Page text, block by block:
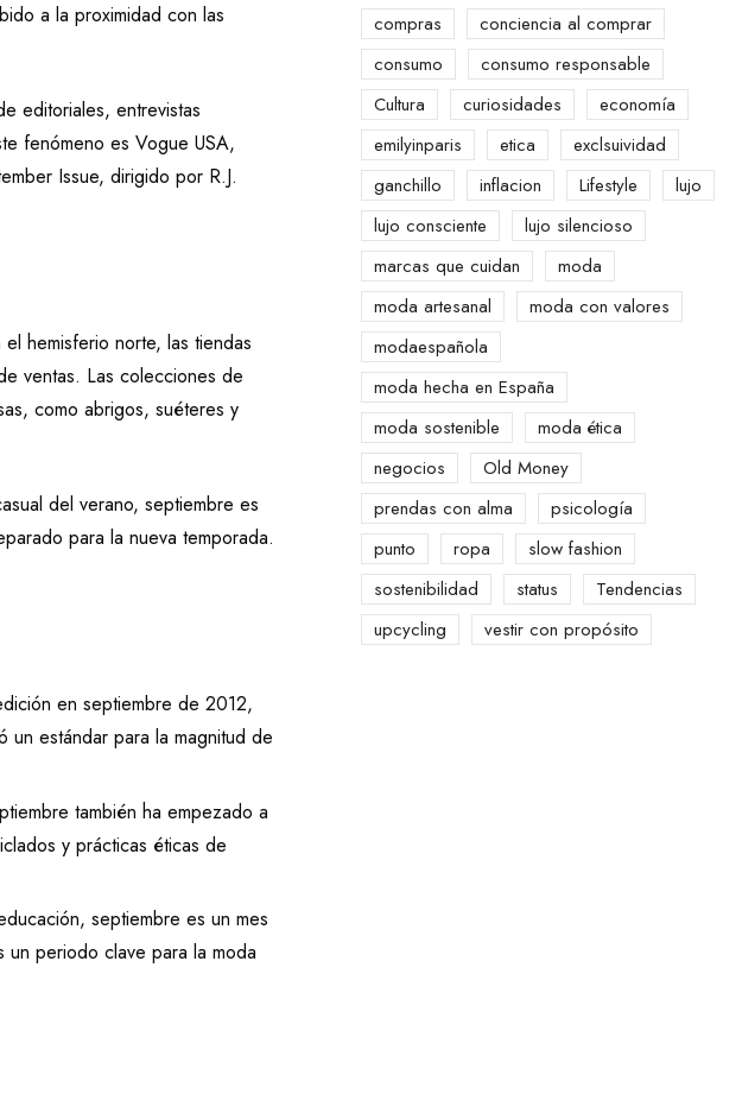
a la proximidad con las
editoriales, entrevistas
fenómeno es Vogue USA,
Issue, dirigido por R.J.
hemisferio norte, las tiendas
ventas. Las colecciones de
como abrigos, suéteres y
del verano, septiembre es
para la nueva temporada.
en septiembre de 2012,
estándar para la magnitud de
también ha empezado a
y prácticas éticas de
septiembre es un mes
un periodo clave para la moda
compras
conciencia al comprar
consumo
consumo responsable
Cultura
curiosidades
economía
emilyinparis
etica
exclsuividad
ganchillo
inflacion Lifestyle
lujo
lujo consciente
lujo silencioso
marcas que cuidan
moda
moda artesanal
moda con valores
modaespañola
moda hecha en España
moda sostenible
moda ética
negocios
Old Money
prendas con alma
psicología
punto
ropa
slow fashion
sostenibilidad
status
Tendencias
upcycling
vestir con propósito